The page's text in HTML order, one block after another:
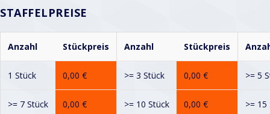
STAFFELPREISE
Anzahl Stückpreis Anzahl Stückpreis
1 Stück 0,00 € >= 3 Stück 0,00 € >= 5
>= 7 Stück 0,00 € >= 10 Stück 0,00 € >= 15